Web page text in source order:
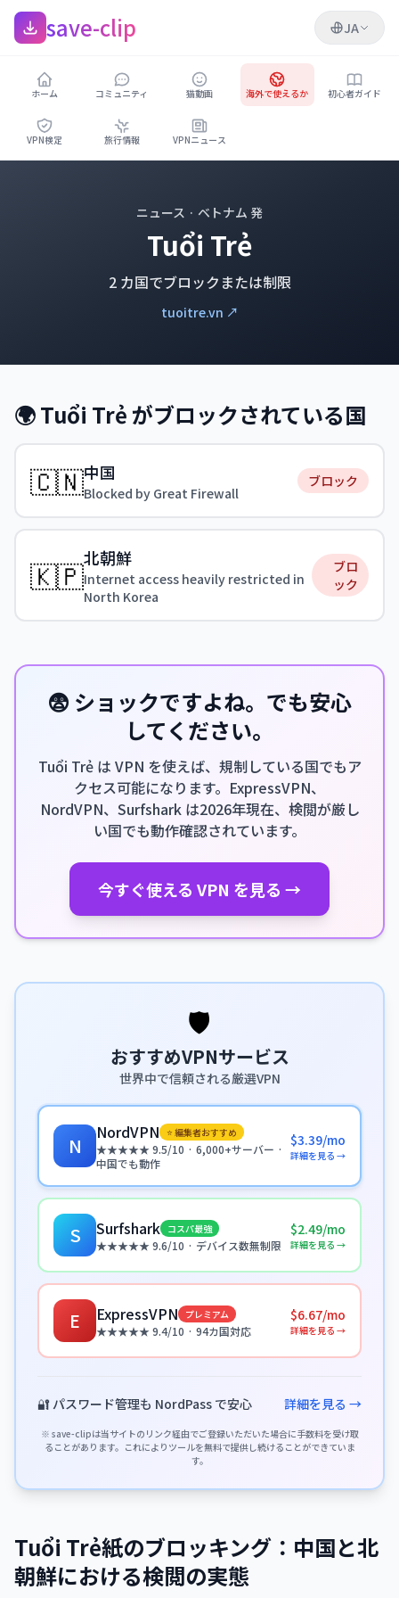
save-clip JA
ホーム コミュニティ 猫動画 海外で使えるか 初心者ガイド
VPN検定 旅行情報 VPNニュース
ニュース · ベトナム 発
Tuổi Trẻ
2 カ国でブロックまたは制限
tuoitre.vn ↗
🌍 Tuổi Trẻ がブロックされている国
🇨🇳中国
Blocked by Great Firewall
ブロック
🇰🇵北朝鮮
Internet access heavily restricted in
North Korea
ブロ
ック
😨 ショックですよね。でも安心
してください。
Tuổi Trẻ は VPN を使えば、規制している国でもア
クセス可能になります。ExpressVPN、
NordVPN、Surfshark は2026年現在、検閲が厳し
い国でも動作確認されています。
今すぐ使える VPN を見る →
🛡️
おすすめVPNサービス
世界中で信頼される厳選VPN
N
NordVPN ⭐ 編集者おすすめ
★★★★★ 9.5/10 · 6,000+サーバー ·
中国でも動作
$3.39/mo
詳細を見る →
S Surfshark コスパ最強
★★★★★ 9.6/10 · デバイス数無制限
$2.49/mo
詳細を見る →
E ExpressVPN プレミアム
★★★★★ 9.4/10 · 94カ国対応
$6.67/mo
詳細を見る →
🔐 パスワード管理も NordPass で安心 詳細を見る →
※ save-clipは当サイトのリンク経由でご登録いただいた場合に手数料を受け取
ることがあります。これによりツールを無料で提供し続けることができていま
す。
Tuổi Trẻ紙のブロッキング：中国と北
朝鮮における検閲の実態